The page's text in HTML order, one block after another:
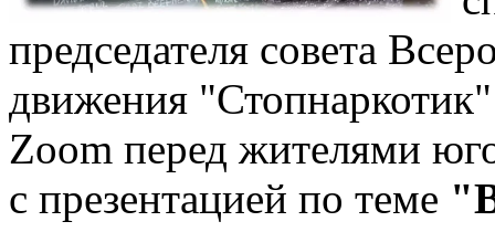
председателя совета
движения
Zoom перед жителями
с презентацией по теме